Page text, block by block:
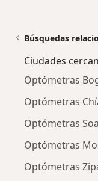
Búsquedas
Ciudades
Optómetras
Optómetras
Optómetras
Optómetras
Optómetras